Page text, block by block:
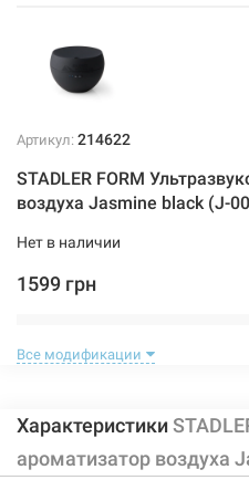
Артикул: 214622
STADLER FORM
воздуха Jasmine black (J-
Нет в наличии
1599 грн
Все модификации
Характеристики
ароматизатор воздуха